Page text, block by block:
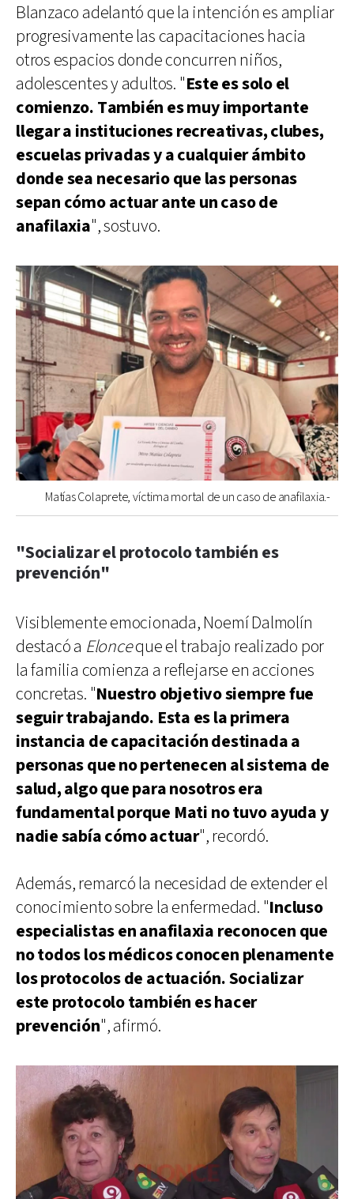
Blanzaco adelantó que la intención es ampliar
progresivamente las capacitaciones hacia
otros espacios donde concurren niños,
adolescentes y adultos. "Este es solo el
comienzo. También es muy importante
llegar a instituciones recreativas, clubes,
escuelas privadas y a cualquier ámbito
donde sea necesario que las personas
sepan cómo actuar ante un caso de
anafilaxia", sostuvo.
Matías Colaprete, víctima mortal de un caso de anafilaxia.-
"Socializar el protocolo también es
prevención"
Visiblemente emocionada, Noemí Dalmolín
destacó a Elonceque el trabajo realizado por
la familia comienza a reflejarse en acciones
concretas. "Nuestro objetivo siempre fue
seguir trabajando. Esta es la primera
instancia de capacitación destinada a
personas que no pertenecen al sistema de
salud, algo que para nosotros era
fundamental porque Mati no tuvo ayuda y
nadie sabía cómo actuar", recordó.
Además, remarcó la necesidad de extender el
conocimiento sobre la enfermedad. "Incluso
especialistas en anafilaxia reconocen que
no todos los médicos conocen plenamente
los protocolos de actuación. Socializar
este protocolo también es hacer
prevención", afirmó.